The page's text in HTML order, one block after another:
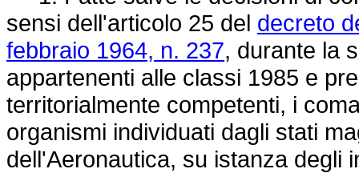
sensi dell'articolo 25 del decreto
febbraio 1964, n. 237, durante la
appartenenti alle classi 1985 e
territorialmente competenti, i
organismi individuati dagli stati
dell'Aeronautica, su istanza degli